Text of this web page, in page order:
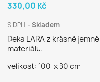
330,00 Kč
S DPH Skladem
Deka LARA z krásně
materiálu.
velikost: 100 x 80 cm